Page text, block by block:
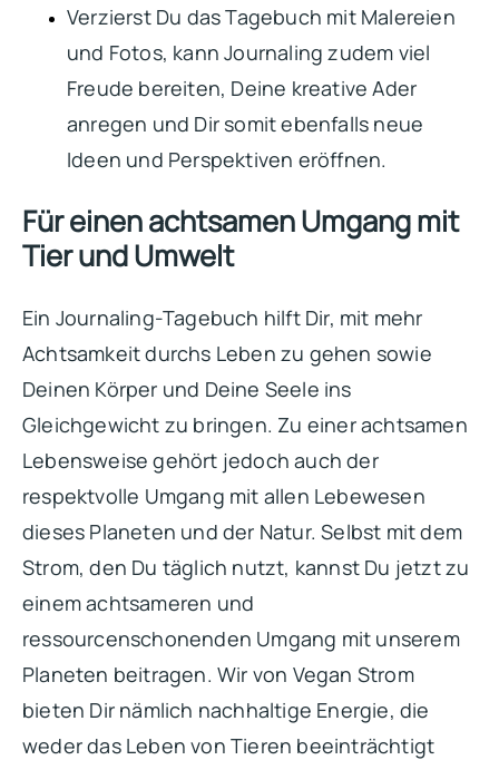
Verzierst Du das Tagebuch mit Malereien
und Fotos, kann Journaling zudem viel
Freude bereiten, Deine kreative Ader
anregen und Dir somit ebenfalls neue
Ideen und Perspektiven eröffnen.
Für einen achtsamen Umgang mit
Tier und Umwelt
Ein Journaling-Tagebuch hilft Dir, mit mehr
Achtsamkeit durchs Leben zu gehen sowie
Deinen Körper und Deine Seele ins
Gleichgewicht zu bringen. Zu einer achtsamen
Lebensweise gehört jedoch auch der
respektvolle Umgang mit allen Lebewesen
dieses Planeten und der Natur. Selbst mit dem
Strom, den Du täglich nutzt, kannst Du jetzt zu
einem achtsameren und
ressourcenschonenden Umgang mit unserem
Planeten beitragen. Wir von Vegan Strom
bieten Dir nämlich nachhaltige Energie, die
weder das Leben von Tieren beeinträchtigt